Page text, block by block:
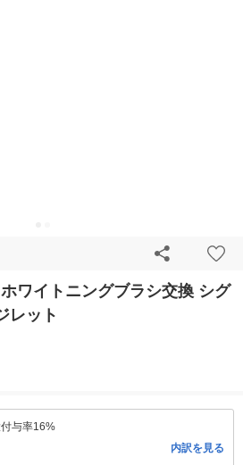
ワイトニングブラシ交換 シグ
レット
与率16%
内訳を見る